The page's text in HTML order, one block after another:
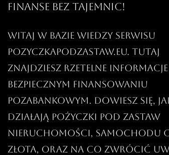
Finanse bez tajemnic!
Witaj w bazie wiedzy serwisu
PozyczkaPodZastaw.eu. Tutaj
znajdziesz rzetelne
bezpiecznym finansowaniu
pozabankowym. Dowiesz się,
działają pożyczki pod zastaw
nieruchomości, samochodu
złota, oraz na co zwrócić